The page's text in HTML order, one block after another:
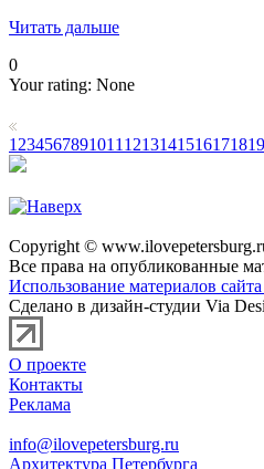
Читать дальше
0
Your rating: None
1 234567891011 1213141516171819
Copyright ©
Все права на опубликованные
Использование материалов
Сделано в дизайн-студии Via
О проекте
Контакты
Реклама
info@ilovepetersburg.ru
Архитектура Петербурга